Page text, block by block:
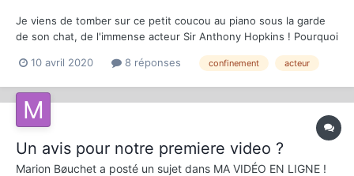
Je viens de tomber sur ce petit coucou au piano sous la garde
de son chat, de l'immense acteur Sir Anthony Hopkins ! Pourquoi
pour ne pas me précipiter sur cette belle occasion et que je sais
10 avril 2020 8 réponses confinement acteur
Un avis pour notre premiere video ?
Marion Bøuchet a posté un sujet dans MA VIDÉO EN LIGNE !